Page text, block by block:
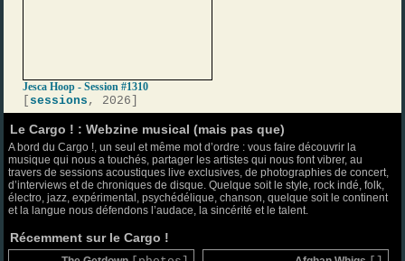
Jesca Hoop - Session #1310
sessions , 2026]
Le Cargo ! : Webzine musical (mais pas que)
A bord du Cargo !, un seul et même mot d’ordre : vous faire découvrir la
musique qui nous a touchés, partager les artistes qui nous font vibrer, au
travers de sessions acoustiques live exclusives, de photographies de concert,
d’interviews et de chroniques de disque. Quelque soit le style, rock indé, folk,
électro, jazz, expérimental, psychédélique, chanson, quelque soit le continent
et la langue nous défendons l’audace, la sincérité et le talent.
Récemment sur le Cargo !